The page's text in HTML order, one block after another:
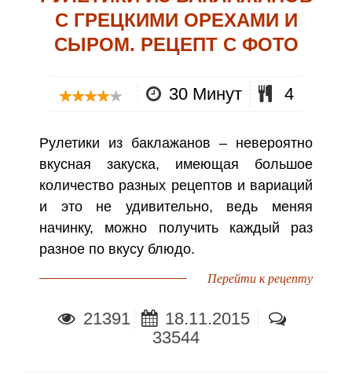
С ГРЕЦКИМИ ОРЕХАМИ И
СЫРОМ. РЕЦЕПТ С ФОТО
30 Минут 4
Рулетики из баклажанов – невероятно
вкусная закуска, имеющая большое
количество разных рецептов и вариаций
и это не удивительно, ведь меняя
начинку, можно получить каждый раз
разное по вкусу блюдо.
Перейти к рецепту
21391
18.11.2015
33544